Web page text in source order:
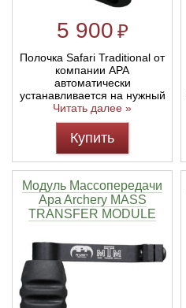
5 900 ₽
Полочка Safari Traditional от
компании APA
автоматически
устанавливается на нужный
Читать далее »
Купить
Модуль Массопередачи
Apa Archery MASS
TRANSFER MODULE